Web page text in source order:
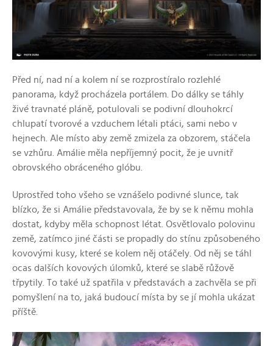
Před ní, nad ní a kolem ní se rozprostíralo rozlehlé
panorama, když procházela portálem. Do dálky se táhly
živé travnaté pláně, potulovali se podivní dlouhokrcí
chlupatí tvorové a vzduchem létali ptáci, sami nebo v
hejnech. Ale místo aby země zmizela za obzorem, stáčela
se vzhůru. Amálie měla nepříjemný pocit, že je uvnitř
obrovského obráceného glóbu.
Uprostřed toho všeho se vznášelo podivné slunce, tak
blízko, že si Amálie představovala, že by se k němu mohla
dostat, kdyby měla schopnost létat. Osvětlovalo polovinu
země, zatímco jiné části se propadly do stínu způsobeného
kovovými kusy, které se kolem něj otáčely. Od něj se táhl
ocas dalších kovových úlomků, které se slabě růžově
třpytily. To také už spatřila v představách a zachvěla se při
pomyšlení na to, jaká budoucí místa by se jí mohla ukázat
příště.